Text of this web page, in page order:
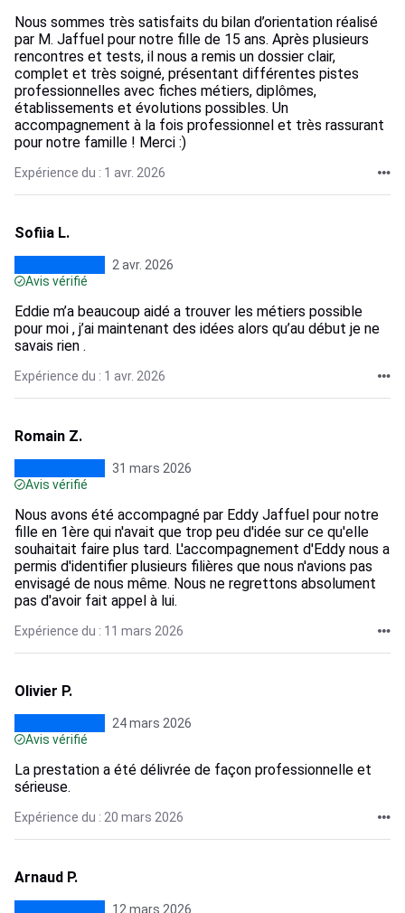
Nous sommes très satisfaits du bilan d’orientation réalisé
par M. Jaffuel pour notre fille de 15 ans. Après plusieurs
rencontres et tests, il nous a remis un dossier clair,
complet et très soigné, présentant différentes pistes
professionnelles avec fiches métiers, diplômes,
établissements et évolutions possibles. Un
accompagnement à la fois professionnel et très rassurant
pour notre famille ! Merci :)
Expérience du : 1 avr. 2026
Sofiia L.
2 avr. 2026
Avis vérifié
Eddie m’a beaucoup aidé a trouver les métiers possible
pour moi , j’ai maintenant des idées alors qu’au début je ne
savais rien .
Expérience du : 1 avr. 2026
Romain Z.
31 mars 2026
Avis vérifié
Nous avons été accompagné par Eddy Jaffuel pour notre
fille en 1ère qui n'avait que trop peu d'idée sur ce qu'elle
souhaitait faire plus tard. L'accompagnement d'Eddy nous a
permis d'identifier plusieurs filières que nous n'avions pas
envisagé de nous même. Nous ne regrettons absolument
pas d'avoir fait appel à lui.
Expérience du : 11 mars 2026
Olivier P.
24 mars 2026
Avis vérifié
La prestation a été délivrée de façon professionnelle et
sérieuse.
Expérience du : 20 mars 2026
Arnaud P.
12 mars 2026